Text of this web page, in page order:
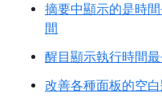
摘要中顯示的是時
間
醒目顯示執行時間
改善各種面板的空